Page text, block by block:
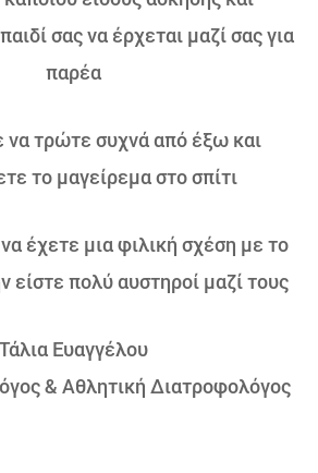
σας να έρχεται μαζί σας για
παρέα
τρώτε συχνά από έξω και
το μαγείρεμα στο σπίτι
έχετε μια φιλική σχέση με το
είστε πολύ αυστηροί μαζί τους
Τάλια Ευαγγέλου
& Αθλητική Διατροφολόγος